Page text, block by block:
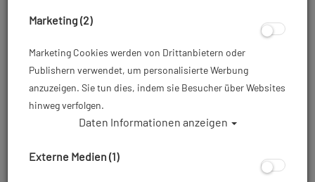
Gr: SM (35-38)
Marketing (2)
Marketing Cookies werden von Drittanbietern oder
Publishern verwendet, um personalisierte Werbung
anzuzeigen. Sie tun dies, indem sie Besucher über Websites
hinweg verfolgen.
Daten Informationen anzeigen
Externe Medien (1)